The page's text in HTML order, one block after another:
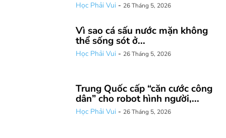
Học Phải Vui - 26 Tháng 5, 2026
Vì sao cá sấu nước mặn không
thể sống sót ở...
Học Phải Vui - 26 Tháng 5, 2026
Trung Quốc cấp “căn cước công
dân” cho robot hình người,...
Học Phải Vui - 26 Tháng 5, 2026